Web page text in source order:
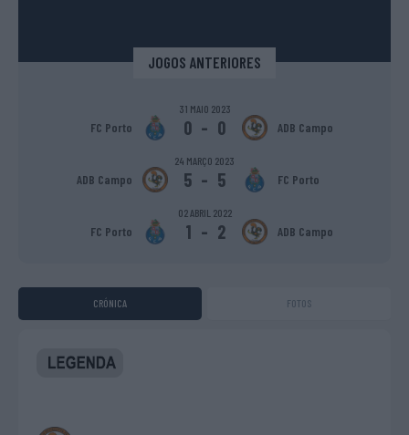
JOGOS ANTERIORES
31 MAIO 2023
FC Porto 0 - 0 ADB Campo
24 MARÇO 2023
ADB Campo 5 - 5 FC Porto
02 ABRIL 2022
FC Porto 1 - 2 ADB Campo
CRÓNICA FOTOS